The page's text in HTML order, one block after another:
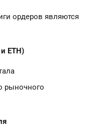
ордеров являются
ETH)
рыночного